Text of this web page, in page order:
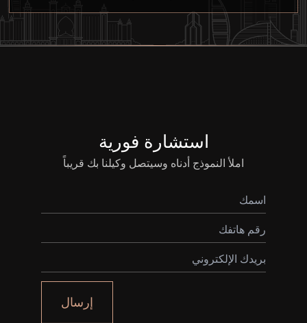
استشارة فورية
املأ النموذج أدناه وسيتصل وكيلنا بك قريباً
إرسال